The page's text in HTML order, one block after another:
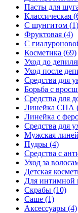
Пасты для
Классическая
С шунгитом (1)
Фруктовая (4)
C
Косметика (69)
Уход до
Уход после
Средства для
Борьба с
Средства для
Линейка СПА
Линейка с
Средства для
Мужская
Пудры (4)
Средства с
Уход за
Детская
Для интимной
Скрабы (10)
Саше (1)
Аксессуары (4)